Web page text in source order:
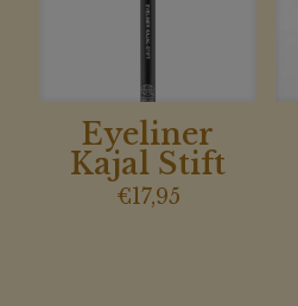
Eyeliner
Kajal Stift
€17,95